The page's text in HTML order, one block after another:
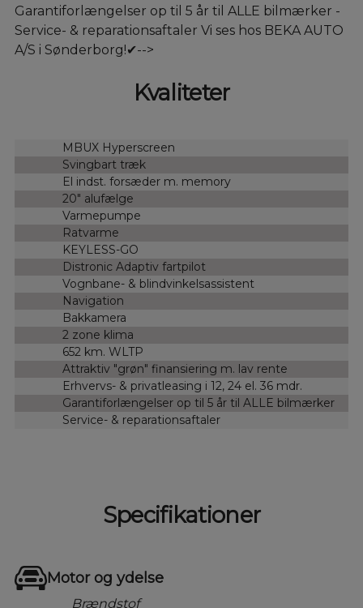
Garantiforlængelser op til 5 år til ALLE bilmærker -
Service- & reparationsaftaler Vi ses hos BEKA AUTO
A/S i Sønderborg!✔-->
Kvaliteter
MBUX Hyperscreen
Svingbart træk
El indst. forsæder m. memory
20" alufælge
Varmepumpe
Ratvarme
KEYLESS-GO
Distronic Adaptiv fartpilot
Vognbane- & blindvinkelsassistent
Navigation
Bakkamera
2 zone klima
652 km. WLTP
Attraktiv "grøn" finansiering m. lav rente
Erhvervs- & privatleasing i 12, 24 el. 36 mdr.
Garantiforlængelser op til 5 år til ALLE bilmærker
Service- & reparationsaftaler
Specifikationer
Motor og ydelse
Brændstof